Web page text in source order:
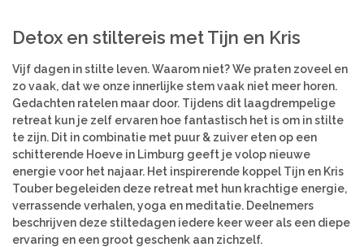
Workshops
Alle retreats
India
Nepal
Sri Lanka
Thailand
Afrika
Kenia
Marokko
Tanzania
Detox en stiltereis met Tijn en Kris
Vijf dagen in stilte leven. Waarom niet? We praten zoveel en
zo vaak, dat we onze innerlijke stem vaak niet meer horen.
Gedachten ratelen maar door. Tijdens dit laagdrempelige
retreat kun je zelf ervaren hoe fantastisch het is om in stilte
te zijn. Dit in combinatie met puur & zuiver eten op een
schitterende Hoeve in Limburg geeft je volop nieuwe
energie voor het najaar. Het inspirerende koppel Tijn en Kris
Touber begeleiden deze retreat met hun krachtige energie,
verrassende verhalen, yoga en meditatie. Deelnemers
beschrijven deze stiltedagen iedere keer weer als een diepe
ervaring en een groot geschenk aan zichzelf.